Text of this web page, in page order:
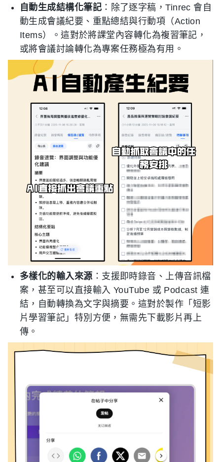
自動生成結構化筆記 ：除了逐字稿，Tinrec 會自
動生成會議紀要、重點總結與行動項（Action
Items）。這對於將課堂內容轉化為複習筆記，
或將會議討論轉化為專案任務極為有用。
多樣化的輸入來源 ：支援即時錄音、上傳音訊檔
案，甚至可以直接輸入 YouTube 或 Podcast 連
結，自動轉換為文字與摘要。這對於製作「短影
片學習筆記」特別方便，無需先下載影片再上
傳。